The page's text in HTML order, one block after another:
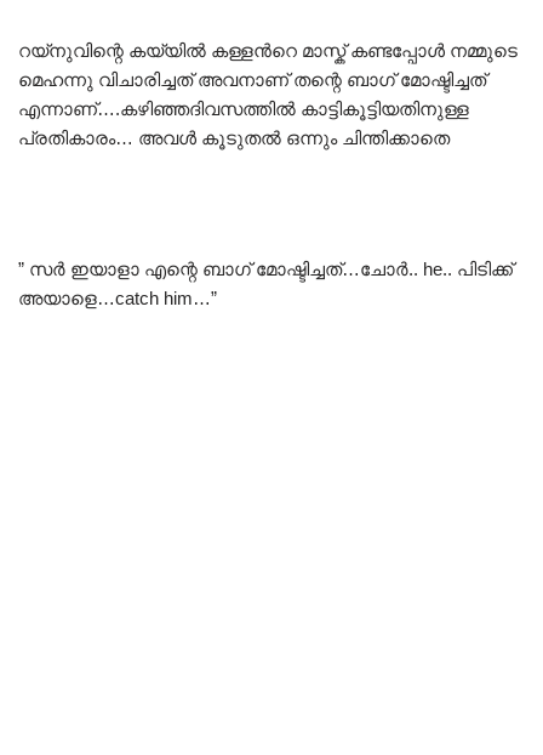
റയ്നുവിന്റെ കയ്യിൽ കള്ളൻറെ മാസ്ക് കണ്ടപ്പോൾ നമ്മുടെ
മെഹന്നു വിചാരിച്ചത് അവനാണ് തന്റെ ബാഗ് മോഷ്ടിച്ചത്
എന്നാണ്….കഴിഞ്ഞദിവസത്തിൽ കാട്ടികൂട്ടിയതിനുള്ള
പ്രതികാരം… അവൾ കൂടുതൽ ഒന്നും ചിന്തിക്കാതെ
” സർ ഇയാളാ എന്റെ ബാഗ് മോഷ്ടിച്ചത്…ചോർ.. he.. പിടിക്ക്
അയാളെ…catch him…”